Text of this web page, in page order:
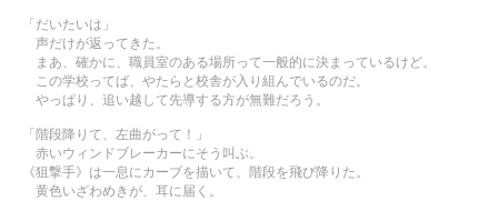
「だいたいは」
声だけが返ってきた。
まあ、確かに、職員室のある場所って一般的に決まっているけど。
この学校ってば、やたらと校舎が入り組んでいるのだ。
やっぱり、追い越して先導する方が無難だろう。
「階段降りて、左曲がって！」
赤いウィンドブレーカーにそう叫ぶ。
《狙撃手》は一息にカーブを描いて、階段を飛び降りた。
黄色いざわめきが、耳に届く。